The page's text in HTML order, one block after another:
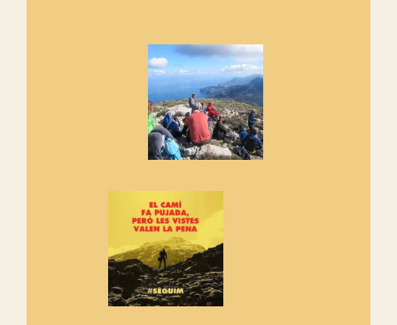
Si no podem caminar, alguna
cosa hem de fer...
Els Centpeus signen el
Manifest a favor dels Camins
adhereix-te al manifest!
Rebem un diploma dels
Amics de Sant Aniol d'Aguja
Els Centpeus estem implicats
amb la recuperació del refugi i